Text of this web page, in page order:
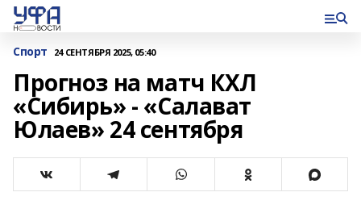
Спорт 24 СЕНТЯБРЯ 2025, 05:40
Прогноз на матч КХЛ
«Сибирь» - «Салават
Юлаев» 24 сентября